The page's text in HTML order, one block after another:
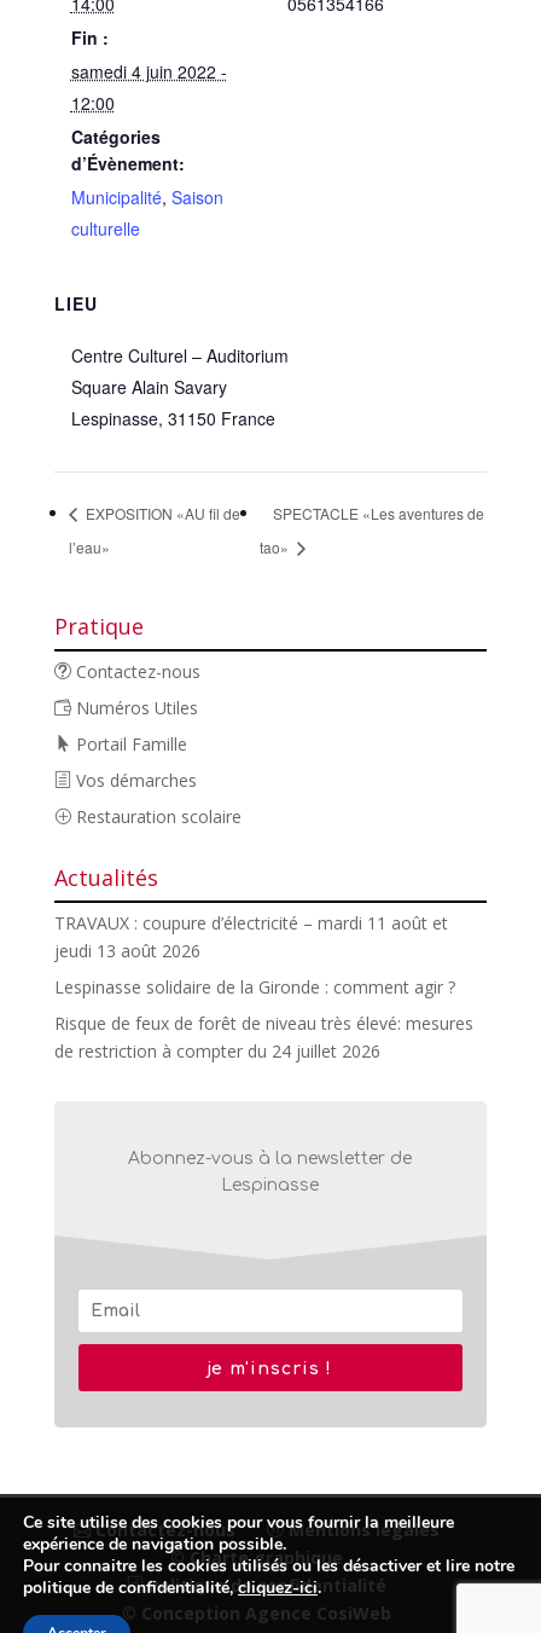
Fin :
samedi 4 juin 2022 -
12:00
Catégories
d’Évènement:
Municipalité, Saison
culturelle
LIEU
Centre Culturel – Auditorium
Square Alain Savary
Lespinasse, 31150 France
EXPOSITION «AU fil de
l’eau»
SPECTACLE «Les aventures de
tao»
Pratique
Contactez-nous
Numéros Utiles
Portail Famille
Vos démarches
Restauration scolaire
Actualités
TRAVAUX : coupure d’électricité – mardi 11 août et
jeudi 13 août 2026
Lespinasse solidaire de la Gironde : comment agir ?
Risque de feux de forêt de niveau très élevé: mesures
de restriction à compter du 24 juillet 2026
Abonnez-vous à la newsletter de
Lespinasse
je m'inscris !
Contactez-nous
Mentions légales
© Charte graphique
Politique de confidentialité
© Conception Agence CosiWeb
Ce site utilise des cookies pour vous fournir la meilleure
expérience de navigation possible.
Pour connaitre les cookies utilisés ou les désactiver et lire notre
politique de confidentialité,cliquez-ici.